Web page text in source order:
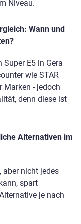
Niveau.
Wann und
E5 in Gera
wie STAR
Marken - jedoch
denn diese ist
Alternativen im
aber nicht jedes
spart
je nach